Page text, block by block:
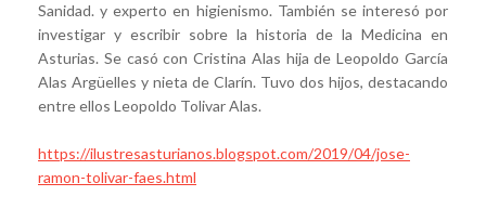
Sanidad. y experto en higienismo. También se interesó por
investigar y escribir sobre la historia de la Medicina en
Asturias. Se casó con Cristina Alas hija de Leopoldo García
Alas Argüelles y nieta de Clarín. Tuvo dos hijos, destacando
entre ellos Leopoldo Tolivar Alas.
https://ilustresasturianos.blogspot.com/2019/04/jose-
ramon-tolivar-faes.html